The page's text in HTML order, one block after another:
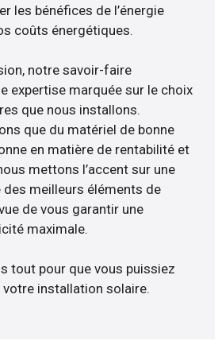
les bénéfices de l’énergie
coûts énergétiques.
notre savoir-faire
expertise marquée sur le choix
que nous installons.
que du matériel de bonne
en matière de rentabilité et
mettons l’accent sur une
meilleurs éléments de
de vous garantir une
maximale.
tout pour que vous puissiez
installation solaire.